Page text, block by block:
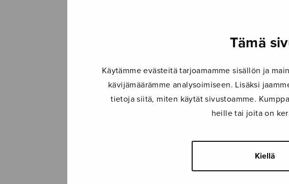
Tämä
Käytämme evästeitä tarjoamamme sisällön ja
kävijämäärämme analysoimiseen. Lisäksi
tietoja siitä, miten käytät sivustoamme.
heille tai joita on
Kiellä
MUUT